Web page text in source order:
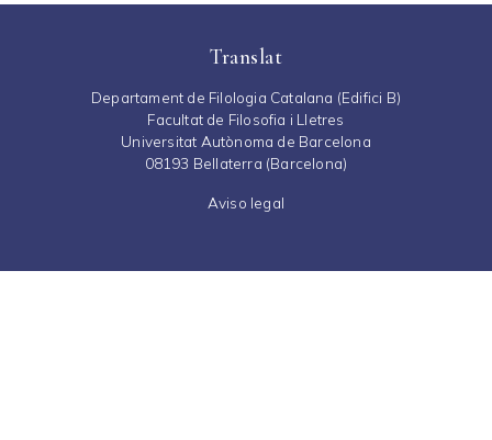
Translat
Departament de Filologia Catalana (Edifici B)
Facultat de Filosofia i Lletres
Universitat Autònoma de Barcelona
08193 Bellaterra (Barcelona)
Aviso legal